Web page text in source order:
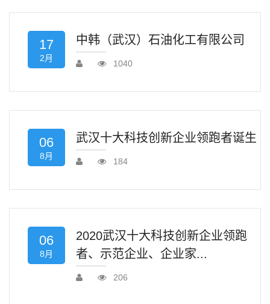
17
2月
中韩（武汉）石油化工有限公司
1040
06
8月
武汉十大科技创新企业领跑者诞生
184
06
8月
2020武汉十大科技创新企业领跑
者、示范企业、企业家...
206